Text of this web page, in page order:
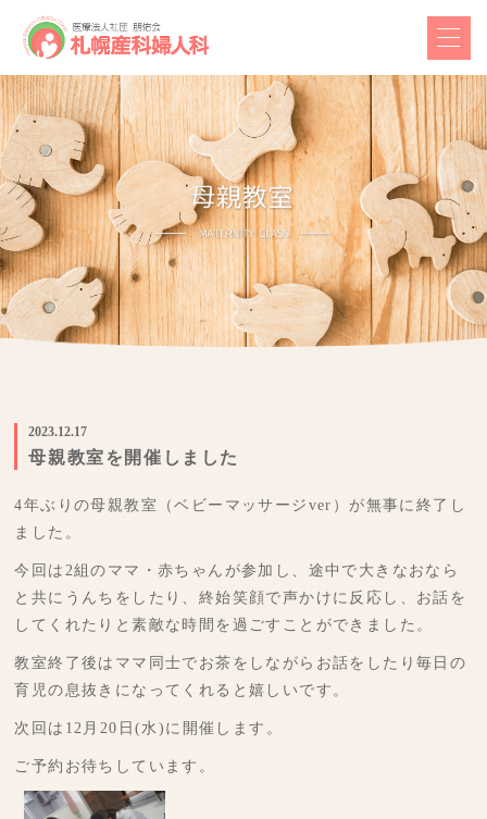
2023.12.17
母親教室を開催しました
4年ぶりの母親教室（ベビーマッサージver）が無事に終了し
ました。
今回は2組のママ・赤ちゃんが参加し、途中で大きなおなら
と共にうんちをしたり、終始笑顔で声かけに反応し、お話を
してくれたりと素敵な時間を過ごすことができました。
教室終了後はママ同士でお茶をしながらお話をしたり毎日の
育児の息抜きになってくれると嬉しいです。
次回は12月20日(水)に開催します。
ご予約お待ちしています。